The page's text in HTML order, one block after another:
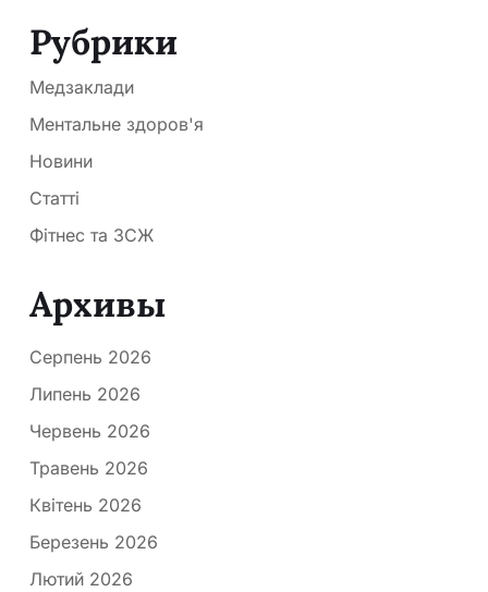
Рубрики
Медзаклади
Ментальне здоров'я
Новини
Статті
Фітнес та ЗСЖ
Архивы
Серпень 2026
Липень 2026
Червень 2026
Травень 2026
Квітень 2026
Березень 2026
Лютий 2026